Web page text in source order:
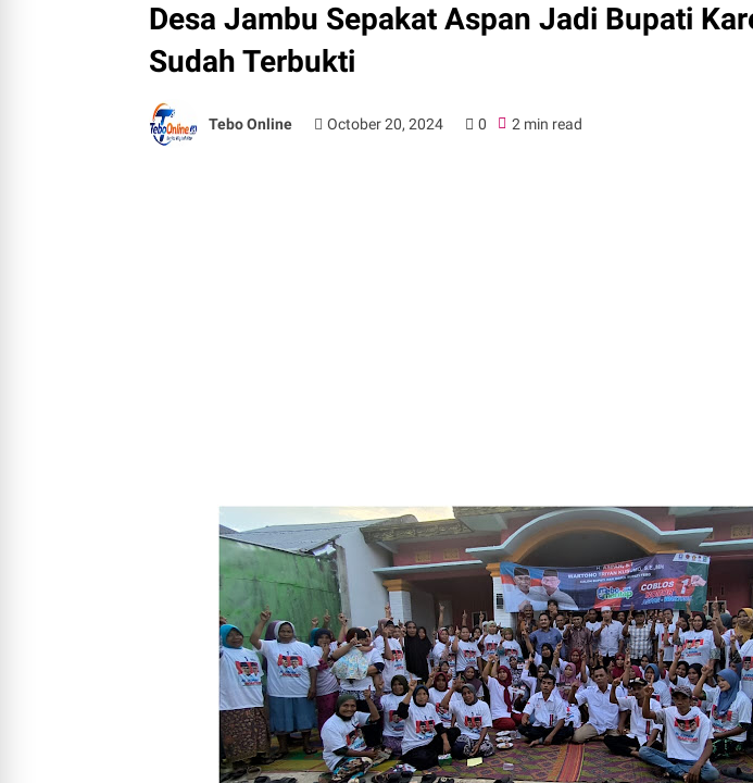
Desa Jambu Sepakat Aspan Jadi Bupati
Sudah Terbukti
Tebo Online October 20, 2024 0 2 min read